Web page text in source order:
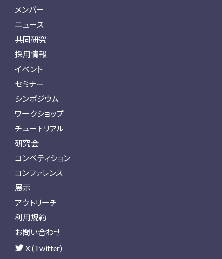
メンバー
ニュース
共同研究
採用情報
イベント
セミナー
シンポジウム
ワークショップ
チュートリアル
研究会
コンペティション
コンファレンス
展示
アウトリーチ
利用規約
お問い合わせ
X (Twitter)